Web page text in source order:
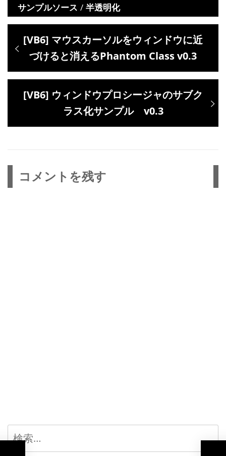
サンプルソース / 半透明化
稿
ビ
シ
ン
過
去
の
稿:
[VB6] マウスカーソルをウィンドウに近
づけると消えるPhantom Class v0.3
次
投
[VB6] ウィンドウプロシージャのサブク
ラス化サンプル v0.3
コメントを残す
検